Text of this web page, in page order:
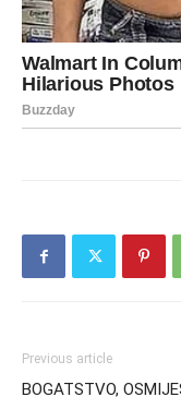
Previous article
BOGATSTVO,